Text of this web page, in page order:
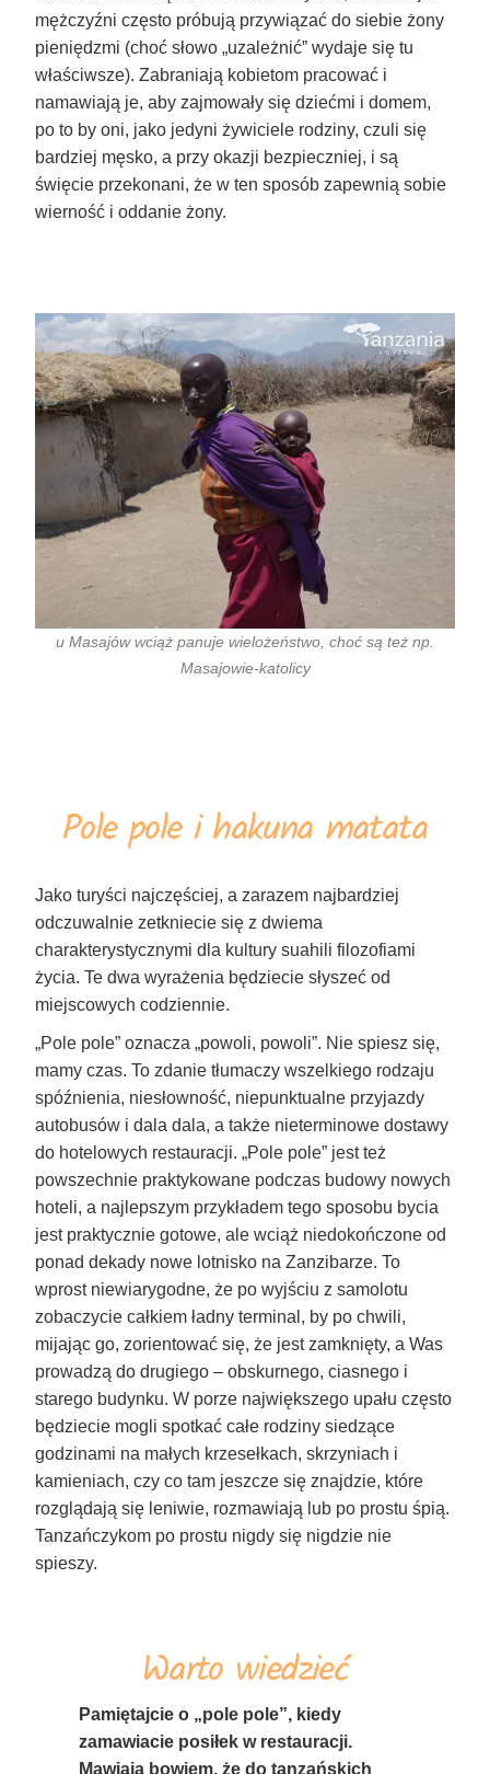
mężczyźni często próbują przywiązać do siebie żony
pieniędzmi (choć słowo „uzależnić” wydaje się tu
właściwsze). Zabraniają kobietom pracować i
namawiają je, aby zajmowały się dziećmi i domem,
po to by oni, jako jedyni żywiciele rodziny, czuli się
bardziej męsko, a przy okazji bezpieczniej, i są
święcie przekonani, że w ten sposób zapewnią sobie
wierność i oddanie żony.
u Masajów wciąż panuje wielożeństwo, choć są też np.
Masajowie-katolicy
Pole pole i hakuna matata
Jako turyści najczęściej, a zarazem najbardziej
odczuwalnie zetkniecie się z dwiema
charakterystycznymi dla kultury suahili filozofiami
życia. Te dwa wyrażenia będziecie słyszeć od
miejscowych codziennie.
„Pole pole” oznacza „powoli, powoli”. Nie spiesz się,
mamy czas. To zdanie tłumaczy wszelkiego rodzaju
spóźnienia, niesłowność, niepunktualne przyjazdy
autobusów i dala dala, a także nieterminowe dostawy
do hotelowych restauracji. „Pole pole” jest też
powszechnie praktykowane podczas budowy nowych
hoteli, a najlepszym przykładem tego sposobu bycia
jest praktycznie gotowe, ale wciąż niedokończone od
ponad dekady nowe lotnisko na Zanzibarze. To
wprost niewiarygodne, że po wyjściu z samolotu
zobaczycie całkiem ładny terminal, by po chwili,
mijając go, zorientować się, że jest zamknięty, a Was
prowadzą do drugiego – obskurnego, ciasnego i
starego budynku. W porze największego upału często
będziecie mogli spotkać całe rodziny siedzące
godzinami na małych krzesełkach, skrzyniach i
kamieniach, czy co tam jeszcze się znajdzie, które
rozglądają się leniwie, rozmawiają lub po prostu śpią.
Tanzańczykom po prostu nigdy się nigdzie nie
spieszy.
Warto wiedzieć
Pamiętajcie o „pole pole”, kiedy
zamawiacie posiłek w restauracji.
Mawiają bowiem, że do tanzańskich